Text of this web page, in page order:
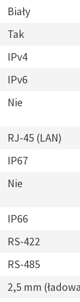
Biały
Tak
IPv4
IPv6
Nie
RJ-45 (LAN)
IP67
Nie
IP66
RS-422
RS-485
2,5 mm